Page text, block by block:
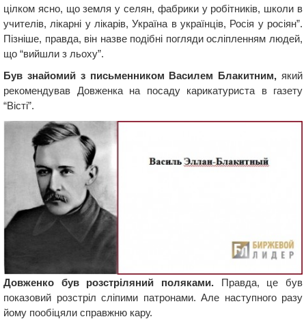
цілком ясно, що земля у селян, фабрики у робітників, школи в
учителів, лікарні у лікарів, Україна в українців, Росія у росіян”.
Пізніше, правда, він назве подібні погляди осліпленням людей,
що “вийшли з льоху”.
Був знайомий з письменником Василем Блакитним, який
рекомендував Довженка на посаду карикатуриста в газету
“Вiстi”.
Довженко був розстріляний поляками. Правда, це був
показовий розстріл сліпими патронами. Але наступного разу
йому пообіцяли справжню кару.